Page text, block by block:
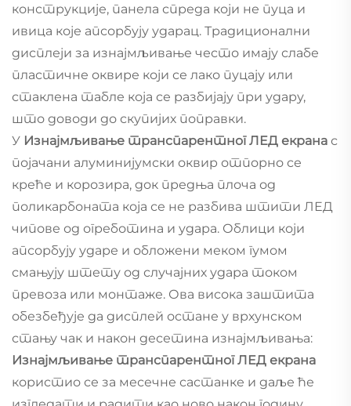
конструкције, панела спреда који не пуца и
ивица које апсорбују ударац. Традиционални
дисплеји за изнајмљивање често имају слабе
пластичне оквире који се лако пуцају или
стаклена табле која се разбијају при удару,
што доводи до скупијих поправки.
У Изнајмљивање транспарентног ЛЕД екрана с
појачани алуминијумски оквир отпорно се
креће и корозира, док предња плоча од
поликарбоната која се не разбива штити ЛЕД
чипове од огреботина и удара. Облици који
апсорбују ударе и обложени меком гумом
смањују штету од случајних удара током
превоза или монтаже. Ова висока заштита
обезбеђује да дисплей остане у врхунском
стању чак и након десетина изнајмљивања:
Изнајмљивање транспарентног ЛЕД екрана
користио се за месечне састанке и даље ће